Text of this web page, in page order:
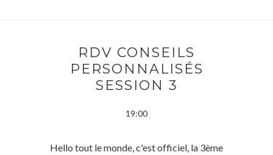
RDV CONSEILS
PERSONNALISÉS
SESSION 3
19:00
Hello tout le monde, c'est officiel, la 3ème